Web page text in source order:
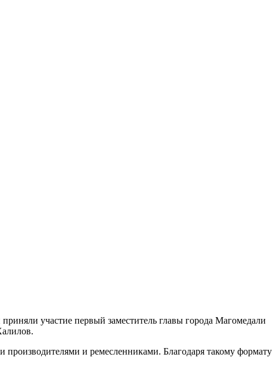
участие первый заместитель главы города Магомедали
и ремесленниками. Благодаря такому формату